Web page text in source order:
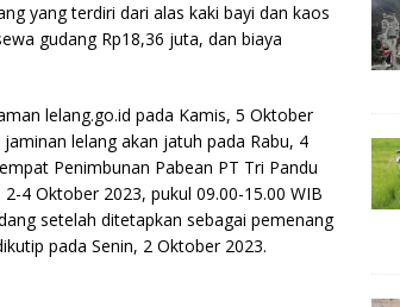
yang terdiri dari alas kaki bayi dan kaos
gudang Rp18,36 juta, dan biaya
lelang.go.id pada Kamis, 5 Oktober
lelang akan jatuh pada Rabu, 4
Penimbunan Pabean PT Tri Pandu
4 Oktober 2023, pukul 09.00-15.00 WIB
setelah ditetapkan sebagai pemenang
pada Senin, 2 Oktober 2023.